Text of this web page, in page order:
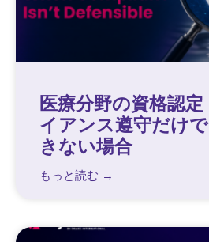
医療分野の資格認
イアンス遵守だけ
きない場合
もっと読む →